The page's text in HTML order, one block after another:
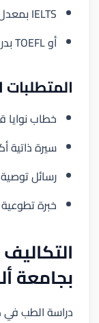
IELTS بمعدل 6.5 إلى 7.5
أو TOEFL بدرجات مكافئة
خطاب
سيرة ذاتية
رسائل
خبرة تطوعية
بجامعة
دراسة الطب في